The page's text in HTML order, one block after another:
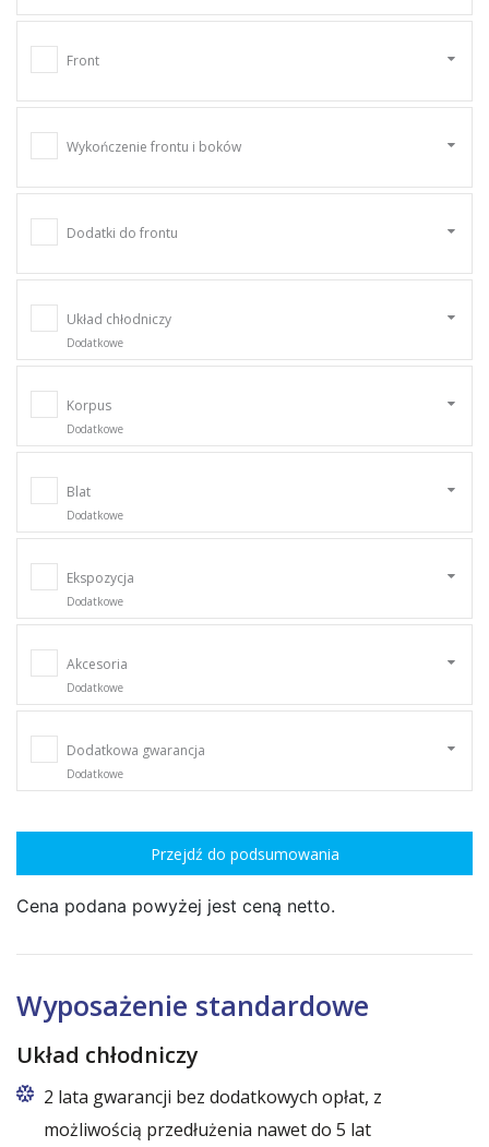
Front
Wykończenie frontu i boków
Dodatki do frontu
Układ chłodniczy
Dodatkowe
Korpus
Dodatkowe
Blat
Dodatkowe
Ekspozycja
Dodatkowe
Akcesoria
Dodatkowe
Dodatkowa gwarancja
Dodatkowe
Przejdź do podsumowania
Cena podana powyżej jest ceną netto.
Wyposażenie standardowe
Układ chłodniczy
2 lata gwarancji bez dodatkowych opłat, z
możliwością przedłużenia nawet do 5 lat